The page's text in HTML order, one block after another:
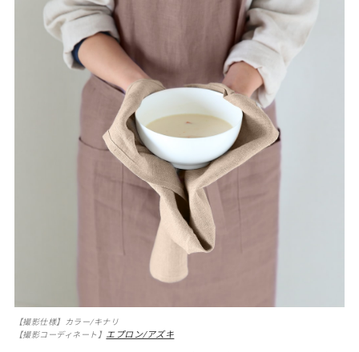
【撮影仕様】カラー/キナリ
【撮影コーディネート】 エプロン/アズキ